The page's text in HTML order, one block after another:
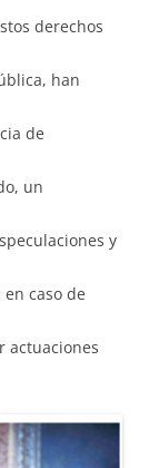
derechos
han
de
un
y
caso de
actuaciones